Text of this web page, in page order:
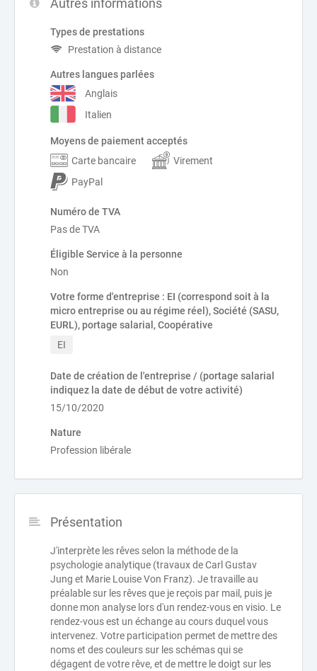
Autres informations
Types de prestations
Prestation à distance
Autres langues parlées
Anglais
Italien
Moyens de paiement acceptés
Carte bancaire
Virement
PayPal
Numéro de TVA
Pas de TVA
Éligible Service à la personne
Non
Votre forme d'entreprise : EI (correspond soit à la
micro entreprise ou au régime réel), Société (SASU,
EURL), portage salarial, Coopérative
EI
Date de création de l'entreprise / (portage salarial
indiquez la date de début de votre activité)
15/10/2020
Nature
Profession libérale
Présentation
J'interprète les rêves selon la méthode de la
psychologie analytique (travaux de Carl Gustav
Jung et Marie Louise Von Franz). Je travaille au
préalable sur les rêves que je reçois par mail, puis je
donne mon analyse lors d'un rendez-vous en visio. Le
rendez-vous est un échange au cours duquel vous
intervenez. Votre participation permet de mettre des
noms et des couleurs sur les schémas qui se
dégagent de votre rêve, et de mettre le doigt sur les